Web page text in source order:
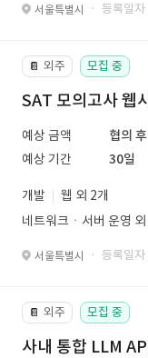
서울특별시 · 등록일
📔 외주 모집 중
SAT 모의고사 웹
예상 금액
협의
예상 기간
30일
개발
웹 외 2개
네트워크ㆍ서버 운영 외
서울특별시 · 등록일
📔 외주 모집 중
사내 통합 LLM